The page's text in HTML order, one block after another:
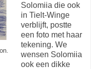
Solomiia die ook
in Tielt-Winge
verblijft, postte
een foto met haar
tekening. We
wensen Solomiia
ook een dikke